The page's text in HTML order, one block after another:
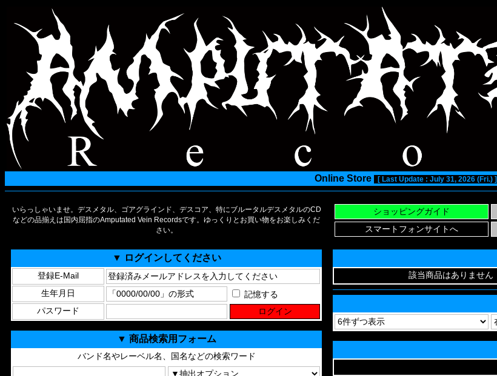
Online Store [ Last Update : July 31, 2026 (Fri.) ]
いらっしゃいませ。デスメタル、ゴアグラインド、デスコア、特にブルータルデスメタルのCD
などの品揃えは国内屈指のAmputated Vein Recordsです。ゆっくりとお買い物をお楽しみくだ
さい。
▼ ログインしてください
登録E-Mail
生年月日
記憶する
パスワード
▼ 商品検索用フォーム
バンド名やレーベル名、国名などの検索ワード
該当商品はありません